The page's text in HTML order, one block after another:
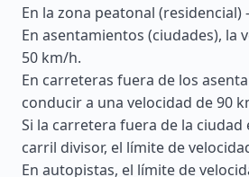
En la zona peatonal (residencial)
En asentamientos (ciudades), la
50 km/h.
En carreteras fuera de los
conducir a una velocidad de 90
Si la carretera fuera de la
carril divisor, el límite de
En autopistas, el límite de